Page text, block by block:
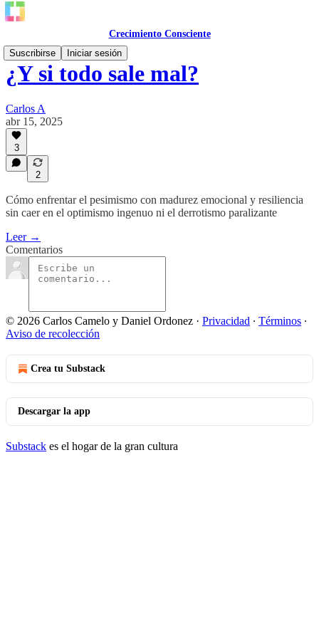
Crecimiento Consciente
Suscribirse
Iniciar sesión
¿Y si todo sale mal?
Carlos A
abr 15, 2025
3
2
Cómo enfrentar el pesimismo con madurez emocional y resiliencia
sin caer en el optimismo ingenuo ni el derrotismo paralizante
Leer →
Comentarios
© 2026 Carlos Camelo y Daniel Ordonez · Privacidad ∙ Términos ∙
Aviso de recolección
Crea tu Substack
Descargar la app
Substack es el hogar de la gran cultura